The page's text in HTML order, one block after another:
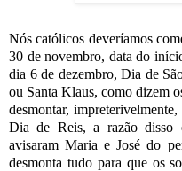
Nós católicos deveríamos
30 de novembro, data do
dia 6 de dezembro, Dia de
ou Santa Klaus, como dizem
desmontar,
Dia de Reis, a razão disso
avisaram Maria e José do
desmonta tudo para que os